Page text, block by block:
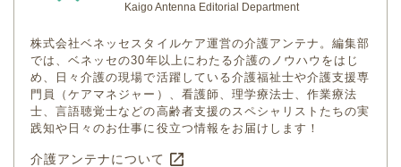
Kaigo Antenna Editorial Department
株式会社ベネッセスタイルケア運営の介護アンテナ。編集部
では、ベネッセの30年以上にわたる介護のノウハウをはじ
め、日々介護の現場で活躍している介護福祉士や介護支援専
門員（ケアマネジャー）、看護師、理学療法士、作業療法
士、言語聴覚士などの高齢者支援のスペシャリストたちの実
践知や日々のお仕事に役立つ情報をお届けします！
介護アンテナについて